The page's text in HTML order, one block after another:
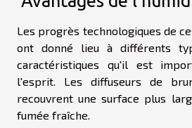
Les progrès technologiques de
ont donné lieu à différents
caractéristiques qu'il est
l'esprit. Les diffuseurs de
recouvrent une surface plus
fumée fraîche.